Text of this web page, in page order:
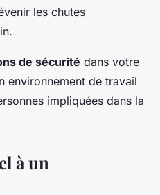
les chutes
de sécurité dans votre
environnement de travail
impliquées dans la
à un